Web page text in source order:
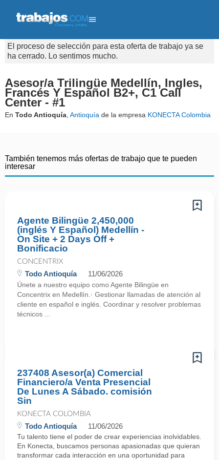
El proceso de selección para esta oferta de trabajo ya se
ha cerrado. Lo sentimos mucho.
Asesor/a Trilingüe Medellín, Ingles,
Francés Y Español B2+, C1 Call
Center - #1
En Todo Antioquía Antioquía de la empresa KONECTA Colombia
También tenemos más ofertas de trabajo que te pueden
interesar
Agente Bilingüe 2,450,000
(inglés Y Español) Medellín -
On Site + 2 Days Off +
Bonificacio
CONCENTRIX
Todo Antioquía 11/06/2026
Únete a nuestro equipo como Agente Bilingüe en
Concentrix en Medellín.· Gestionar llamadas de atención al
cliente en español e inglés. Coordinar y resolver problemas
técnicos ...
237408 Asesor(a) Comercial
Financiero/a Venta Presencial
De Lunes A Sábado. comisión
Sin
KONECTA COLOMBIA
Todo Antioquía 11/06/2026
Tu talento tiene el poder de crear experiencias inolvidables.
En Konecta, buscamos personas apasionadas que quieran
transformar cada interacción en una oportunidad para